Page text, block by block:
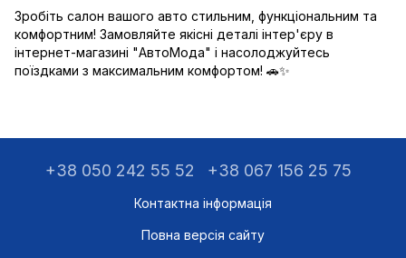
Зробіть салон вашого авто стильним, функціональним та
комфортним! Замовляйте якісні деталі інтер'єру в
інтернет-магазині "АвтоМода" і насолоджуйтесь
поїздками з максимальним комфортом! 🚗✨
+38 050 242 55 52 +38 067 156 25 75
Контактна інформація
Повна версія сайту